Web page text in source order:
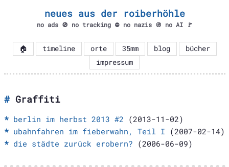
neues aus der roiberhöhle
no ads 🚫 no tracking ⛔ no nazis 🚯 no AI 🚩
🏠 timeline orte 35mm blog
bücher
impressum
Graffiti
berlin im herbst 2013 #2 (2013-11-02)
ubahnfahren im fieberwahn, Teil I (2007-02-14)
die städte zurück erobern? (2006-06-09)